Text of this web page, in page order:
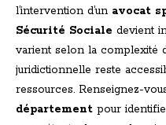
l’intervention d’un avocat
Sécurité Sociale devient
varient selon la complexité
juridictionnelle reste
ressources. Renseignez-
département pour